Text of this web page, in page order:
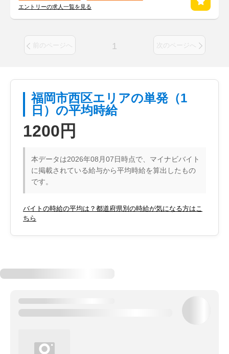
エントリーの求人一覧を見る
前のページへ 1 次のページへ
福岡市西区エリアの単発（1
日）の平均時給
1200円
本データは2026年08月07日時点で、マイナビバイト
に掲載されている給与から平均時給を算出したもの
です。
バイトの時給の平均は？都道府県別の時給が気になる方はこ
ちら